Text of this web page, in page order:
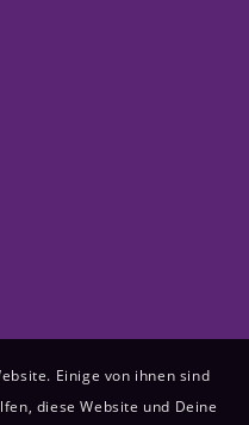
Einige von ihnen sind
diese Website und Deine